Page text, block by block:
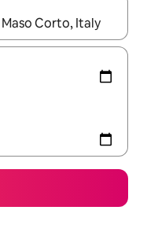
podrás navegar